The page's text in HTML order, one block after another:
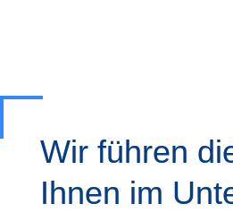
Wir führen
Ihnen im